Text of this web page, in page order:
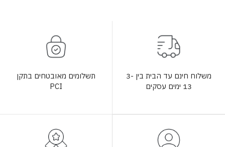
משלוח חינם עד הבית בין 3-
13 ימים עסקים
תשלומים מאובטחים בתקן
PCI